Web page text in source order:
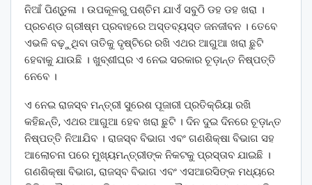
ନିଆଁ ପିଣ୍ଡୁଳା । ଉପକୂଳରୁ ପଶ୍ଚିମ ଯାଏଁ ସବୁଠି ଡହ ଡହ ଖରା ।
ପ୍ରଚଣ୍ଡ ଗ୍ରୀଷ୍ମ ପ୍ରବାହରେ ଅସ୍ତବ୍ୟସ୍ତ ଜନଜୀବନ । ତେବେ
ଏଭଳି ବଢ଼ୁଥିବା ତାତିକୁ ଦୃଷ୍ଟିରେ ରଖି ଏଥର ଆଗୁଆ ଖରା ଛୁଟି
ହେବାକୁ ଯାଉଛି । ଖୁବ୍‌ଶୀଘ୍ର ଏ ନେଇ ସରକାର ଚୂଡ଼ାନ୍ତ ନିଷ୍ପତ୍ତି
ନେବେ ।
ଏ ନେଇ ରାଜସ୍ବ ମନ୍ତ୍ରୀ ସୁରେଶ ପୂଜାରୀ ପ୍ରତିକ୍ରିୟା ରଖି
କହିଛନ୍ତି, ଏଥର ଆଗୁଆ ହେବ ଖରା ଛୁଟି । ଦିନ ଦୁଇ ଦିନରେ ଚୂଡ଼ାନ୍ତ
ନିଷ୍ପତ୍ତି ନିଆଯିବ । ରାଜସ୍ବ ବିଭାଗ ଏବଂ ଗଣଶିକ୍ଷା ବିଭାଗ ସହ
ଆଲୋଚନା ପରେ ମୁଖ୍ୟମନ୍ତ୍ରୀଙ୍କ ନିକଟକୁ ପ୍ରସ୍ତାବ ଯାଇଛି ।
ଗଣଶିକ୍ଷା ବିଭାଗ, ରାଜସ୍ବ ବିଭାଗ ଏବଂ ଏସଆରସିଙ୍କ ମଧ୍ୟରେ